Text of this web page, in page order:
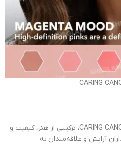
پالت سایه چشم شیگلم مدل CARING CANCER، ترکیبی از هنر، کیفیت و
آرایش و علاقه‌مندان به